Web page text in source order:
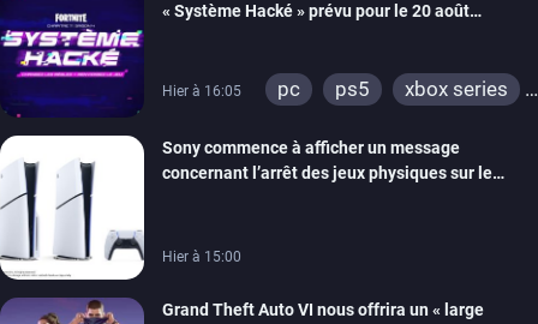
« Système Hacké » prévu pour le 20 août
Hier à 16:05 pc ps5
xbox series
ps4
xbox one
switch 2
Sony commence à afficher un message
concernant l’arrêt des jeux physiques sur le
Hier à 15:00
Grand Theft Auto VI nous offrira un « large